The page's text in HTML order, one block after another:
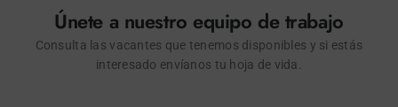
Únete a nuestro equipo de trabajo
Consulta las vacantes que tenemos disponibles y si estás
interesado envíanos tu hoja de vida.